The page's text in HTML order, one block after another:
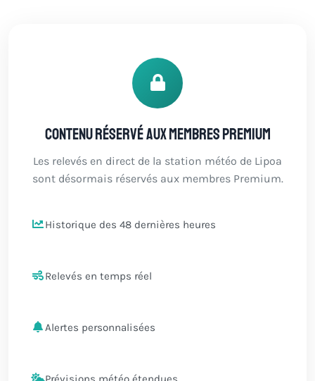
Contenu réservé aux membres Premium
Les relevés en direct de la station météo de Lipoa
sont désormais réservés aux membres Premium.
Historique des 48 dernières heures
Relevés en temps réel
Alertes personnalisées